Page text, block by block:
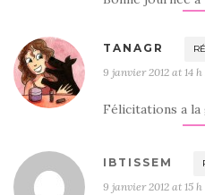
TANAGR
9 janvier 2012 at 14
Félicitations a la
IBTISSEM
9 janvier 2012 at 15